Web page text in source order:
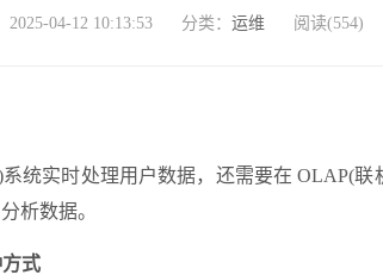
2025-04-12 10:13:53 分类： 运维 阅读(554)
统实时处理用户数据，还需要在 OLAP(
析数据。
式